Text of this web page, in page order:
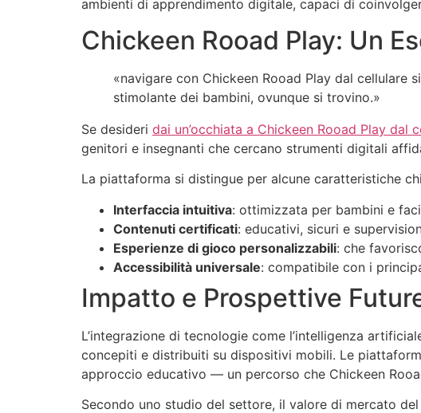
ambienti di apprendimento digitale, capaci di
Chickeen Rooad Play: Un
«navigare con Chickeen Rooad Play dal
stimolante dei bambini, ovunque si trovino.»
Se desideri dai un’occhiata a Chickeen Rooad Play dal
genitori e insegnanti che cercano strumenti digitali
La piattaforma si distingue per alcune caratteristiche
Interfaccia intuitiva: ottimizzata per bambini e
Contenuti certificati: educativi, sicuri e
Esperienze di gioco personalizzabili: che
Accessibilità universale: compatibile con i
Impatto e Prospettive
L’integrazione di tecnologie come l’intelligenza
concepiti e distribuiti su dispositivi mobili. Le
approccio educativo — un percorso che Chickeen
Secondo uno studio del settore, il valore di mercato